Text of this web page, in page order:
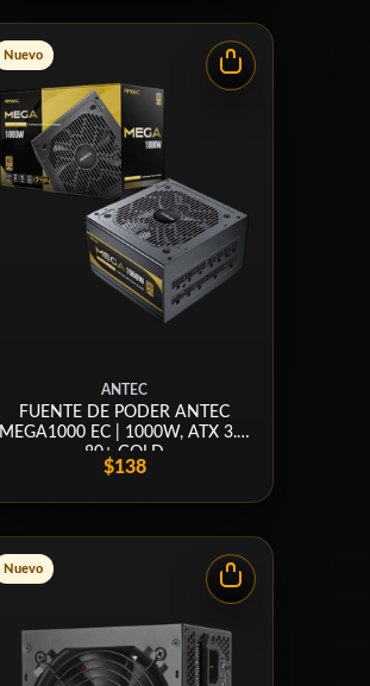
Nuevo
ANTEC
FUENTE DE PODER ANTEC
MEGA1000 EC | 1000W, ATX 3.1,
80+ GOLD
$138
Nuevo